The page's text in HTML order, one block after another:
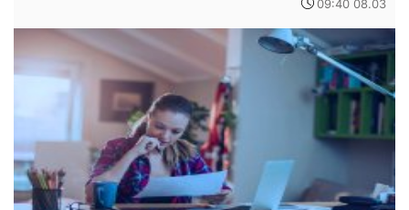
09:40 08.03